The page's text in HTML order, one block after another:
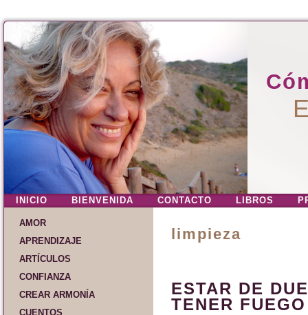
INICIO BIENVENIDA CONTACTO LIBROS
AMOR
APRENDIZAJE
ARTÍCULOS
CONFIANZA
CREAR ARMONÍA
CUENTOS
limpieza
ESTAR DE
TENER